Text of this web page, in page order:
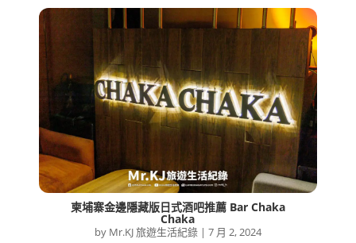
柬埔寨金邊隱藏版日式酒吧推薦 Bar Chaka
Chaka
by Mr.KJ 旅遊生活紀錄| 7 月 2, 2024